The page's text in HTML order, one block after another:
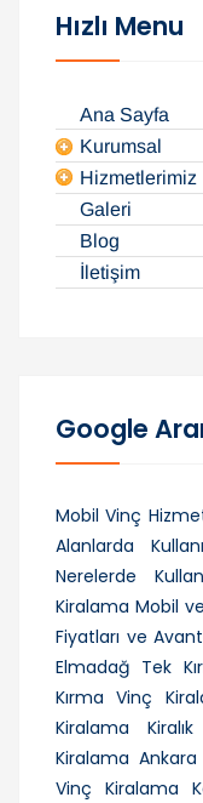
Hızlı Menu
Ana Sayfa
Kurumsal
Hizmetlerimiz
Galeri
Blog
İletişim
Google
Mobil Vinç
Alanlarda
Nerelerde
Kiralama Mobil
Fiyatları ve
Elmadağ Tek
Kırma Vinç
Kiralama
Kiralama Ankara
Vinç Kiralama